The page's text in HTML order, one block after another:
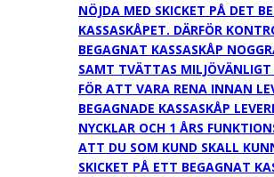
NÖJDA MED SKICKET PÅ DET
KASSASKÅPET. DÄRFÖR
BEGAGNAT KASSASKÅP
SAMT TVÄTTAS
FÖR ATT VARA RENA INNAN
BEGAGNADE KASSASKÅP
NYCKLAR OCH 1 ÅRS
ATT DU SOM KUND SKALL
SKICKET PÅ ETT BEGAGNAT